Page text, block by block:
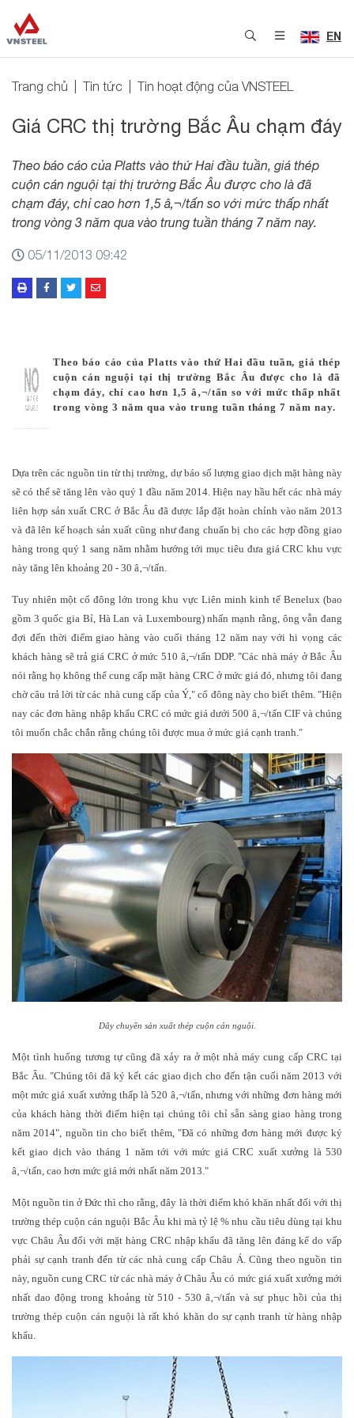
EN
Trang chủ Tin tức Tin hoạt động của VNSTEEL
Giá CRC thị trường Bắc Âu chạm đáy
Theo báo cáo của Platts vào thứ Hai đầu tuần, giá thép
cuộn cán nguội tại thị trường Bắc Âu được cho là đã
chạm đáy, chỉ cao hơn 1,5 â‚¬/tấn so với mức thấp nhất
trong vòng 3 năm qua vào trung tuần tháng 7 năm nay.
05/11/2013 09:42
Theo báo cáo của Platts vào thứ Hai đầu tuần, giá thép
cuộn cán nguội tại thị trường Bắc Âu được cho là đã
chạm đáy, chỉ cao hơn 1,5 â‚¬/tấn so với mức thấp nhất
trong vòng 3 năm qua vào trung tuần tháng 7 năm nay.
Dựa trên các nguồn tin từ thị trường, dự báo số lượng giao dịch mặt hàng này
sẽ có thể sẽ tăng lên vào quý 1 đầu năm 2014. Hiện nay hầu hết các nhà máy
liên hợp sản xuất CRC ở Bắc Âu đã được lắp đặt hoàn chỉnh vào năm 2013
và đã lên kế hoạch sản xuất cũng như đang chuẩn bị cho các hợp đồng giao
hàng trong quý 1 sang năm nhằm hướng tới mục tiêu đưa giá CRC khu vực
này tăng lên khoảng 20 - 30 â‚¬/tấn.
Tuy nhiên một cổ đông lớn trong khu vực Liên minh kinh tế Benelux (bao
gồm 3 quốc gia Bỉ, Hà Lan và Luxembourg) nhấn mạnh rằng, ông vẫn đang
đợi đến thời điểm giao hàng vào cuối tháng 12 năm nay với hi vọng các
khách hàng sẽ trả giá CRC ở mức 510 â‚¬/tấn DDP. "Các nhà máy ở Bắc Âu
nói rằng họ không thể cung cấp mặt hàng CRC ở mức giá đó, nhưng tôi đang
chờ câu trả lời từ các nhà cung cấp của Ý," cổ đông này cho biết thêm. "Hiện
nay các đơn hàng nhập khẩu CRC có mức giá dưới 500 â‚¬/tấn CIF và chúng
tôi muốn chắc chắn rằng chúng tôi được mua ở mức giá cạnh tranh."
Dây chuyền sản xuất thép cuộn cán nguội.
Một tình huống tương tự cũng đã xảy ra ở một nhà máy cung cấp CRC tại
Bắc Âu. "Chúng tôi đã ký kết các giao dịch cho đến tận cuối năm 2013 với
một mức giá xuất xưởng thấp là 520 â‚¬/tấn, nhưng với những đơn hàng mới
của khách hàng thời điểm hiện tại chúng tôi chỉ sẵn sàng giao hàng trong
năm 2014", nguồn tin cho biết thêm, "Đã có những đơn hàng mới được ký
kết giao dịch vào tháng 1 năm tới với mức giá CRC xuất xưởng là 530
â‚¬/tấn, cao hơn mức giá mới nhất năm 2013."
Một nguồn tin ở Đức thì cho rằng, đây là thời điểm khó khăn nhất đối với thị
trường thép cuộn cán nguội Bắc Âu khi mà tỷ lệ % nhu cầu tiêu dùng tại khu
vực Châu Âu đối với mặt hàng CRC nhập khẩu đã tăng lên đáng kể do vấp
phải sự cạnh tranh đến từ các nhà cung cấp Châu Á. Cũng theo nguồn tin
này, nguồn cung CRC từ các nhà máy ở Châu Âu có mức giá xuất xưởng mới
nhất dao động trong khoảng từ 510 - 530 â‚¬/tấn và sự phục hồi của thị
trường thép cuộn cán nguội là rất khó khăn do sự cạnh tranh từ hàng nhập
khẩu.